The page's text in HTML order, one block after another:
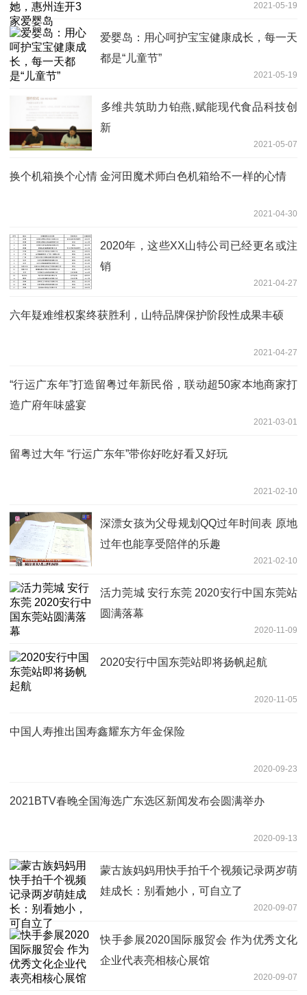
2021-05-19
爱婴岛：用心呵护宝宝健康成长，每一天
都是“儿童节”
2021-05-19
​多维共筑助力铂燕,赋能现代食品科技创
新
2021-05-07
换个机箱换个心情 金河田魔术师白色机箱给不一样的心情
2021-04-30
2020年，这些XX山特公司已经更名或注
销
2021-04-27
六年疑难维权案终获胜利，山特品牌保护阶段性成果丰硕
2021-04-27
“行运广东年”打造留粤过年新民俗，联动超50家本地商家打
造广府年味盛宴
2021-03-01
留粤过大年 “行运广东年”带你好吃好看又好玩
2021-02-10
深漂女孩为父母规划QQ过年时间表 原地
过年也能享受陪伴的乐趣
2021-02-10
活力莞城 安行东莞 2020安行中国东莞站
圆满落幕
2020-11-09
2020安行中国东莞站即将扬帆起航
2020-11-05
中国人寿推出国寿鑫耀东方年金保险
2020-09-23
2021BTV春晚全国海选广东选区新闻发布会圆满举办
2020-09-13
蒙古族妈妈用快手拍千个视频记录两岁萌
娃成长：别看她小，可自立了
2020-09-07
快手参展2020国际服贸会 作为优秀文化
企业代表亮相核心展馆
2020-09-07